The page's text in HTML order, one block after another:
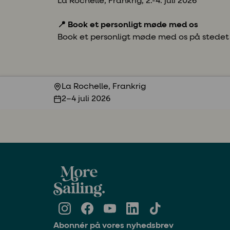
📍 Book et personligt møde med os
Book et personligt møde med os på stedet
La Rochelle, Frankrig
2–4 juli 2026
Abonnér på vores nyhedsbrev